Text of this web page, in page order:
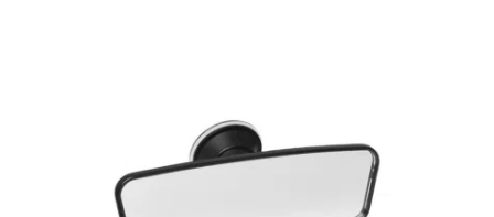
Optionen
können
auf